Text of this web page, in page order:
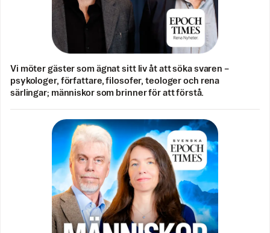
Vi möter gäster som ägnat sitt liv åt att söka svaren –
psykologer, författare, filosofer, teologer och rena
särlingar; människor som brinner för att förstå.